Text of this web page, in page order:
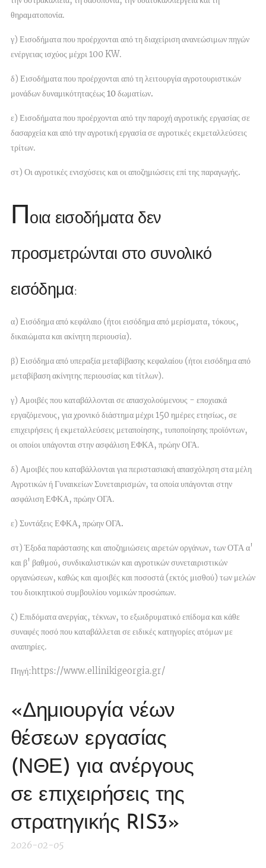
θηραματοπονία.
γ) Εισοδήματα που προέρχονται από τη διαχείριση ανανεώσιμων πηγών
ενέργειας ισχύος μέχρι 100 KW.
δ) Εισοδήματα που προέρχονται από τη λειτουργία αγροτουριστικών
μονάδων δυναμικότηταςέως 10 δωματίων.
ε) Εισοδήματα που προέρχονται από την παροχή αγροτικής εργασίας σε
δασαρχεία και από την αγροτική εργασία σε αγροτικές εκμεταλλεύσεις
τρίτων.
στ) Οι αγροτικές ενισχύσεις και οι αποζημιώσεις επί της παραγωγής.
Ποια εισοδήματα δεν
προσμετρώνται στο συνολικό
εισόδημα:
α) Εισόδημα από κεφάλαιο (ήτοι εισόδημα από μερίσματα, τόκους,
δικαιώματα και ακίνητη περιουσία).
β) Εισόδημα από υπεραξία μεταβίβασης κεφαλαίου (ήτοι εισόδημα από
μεταβίβαση ακίνητης περιουσίας και τίτλων).
γ) Αμοιβές που καταβάλλονται σε απασχολούμενους - εποχιακά
εργαζόμενους, για χρονικό διάστημα μέχρι 150 ημέρες ετησίως, σε
επιχειρήσεις ή εκμεταλλεύσεις μεταποίησης, τυποποίησης προϊόντων,
οι οποίοι υπάγονται στην ασφάλιση ΕΦΚΑ, πρώην ΟΓΑ.
δ) Αμοιβές που καταβάλλονται για περιστασιακή απασχόληση στα μέλη
Αγροτικών ή Γυναικείων Συνεταιρισμών, τα οποία υπάγονται στην
ασφάλιση ΕΦΚΑ, πρώην ΟΓΑ.
ε) Συντάξεις ΕΦΚΑ, πρώην ΟΓΑ.
στ) Έξοδα παράστασης και αποζημιώσεις αιρετών οργάνων, των ΟΤΑ α'
και β' βαθμού, συνδικαλιστικών και αγροτικών συνεταιριστικών
οργανώσεων, καθώς και αμοιβές και ποσοστά (εκτός μισθού) των μελών
του διοικητικού συμβουλίου νομικών προσώπων.
ζ) Επιδόματαανεργίας, τέκνων, το εξωιδρυματικό επίδομα και κάθε
συναφές ποσό που καταβάλλεται σε ειδικές κατηγορίες ατόμων με
αναπηρίες.
Πηγή:https://www.ellinikigeorgia.gr/
«Δημιουργία νέων
θέσεων εργασίας
(ΝΘΕ) για ανέργους
σε επιχειρήσεις της
στρατηγικής RIS3»
2026-02-05